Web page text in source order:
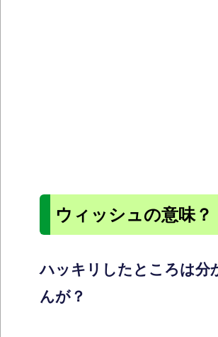
ウィッシュの意味？
ハッキリしたところは分
んが？